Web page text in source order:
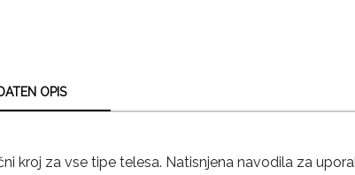
OPIS
kroj za vse tipe telesa. Natisnjena navodila za